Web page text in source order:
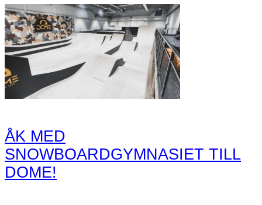
ÅK MED
SNOWBOARDGYMNASIET TILL
DOME!